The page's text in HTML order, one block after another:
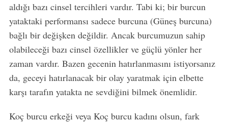
aldığı bazı cinsel tercihleri vardır. Tabi ki; bir burcun
yataktaki performansı sadece burcuna (Güneş burcuna)
bağlı bir değişken değildir. Ancak burcumuzun sahip
olabileceği bazı cinsel özellikler ve güçlü yönler her
zaman vardır. Bazen gecenin hatırlanmasını istiyorsanız
da, geceyi hatırlanacak bir olay yaratmak için elbette
karşı tarafın yatakta ne sevdiğini bilmek önemlidir.
Koç burcu erkeği veya Koç burcu kadını olsun, fark